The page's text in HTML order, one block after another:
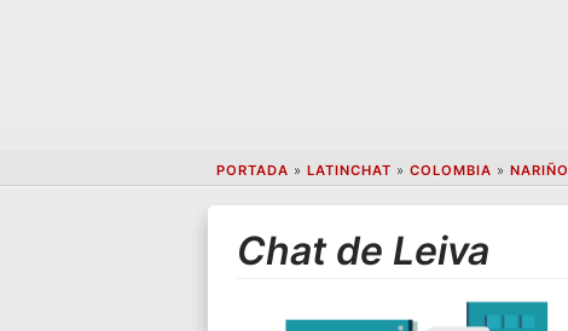
PORTADA » LATINCHAT » COLOMBIA » NARIÑO
Chat de Leiva